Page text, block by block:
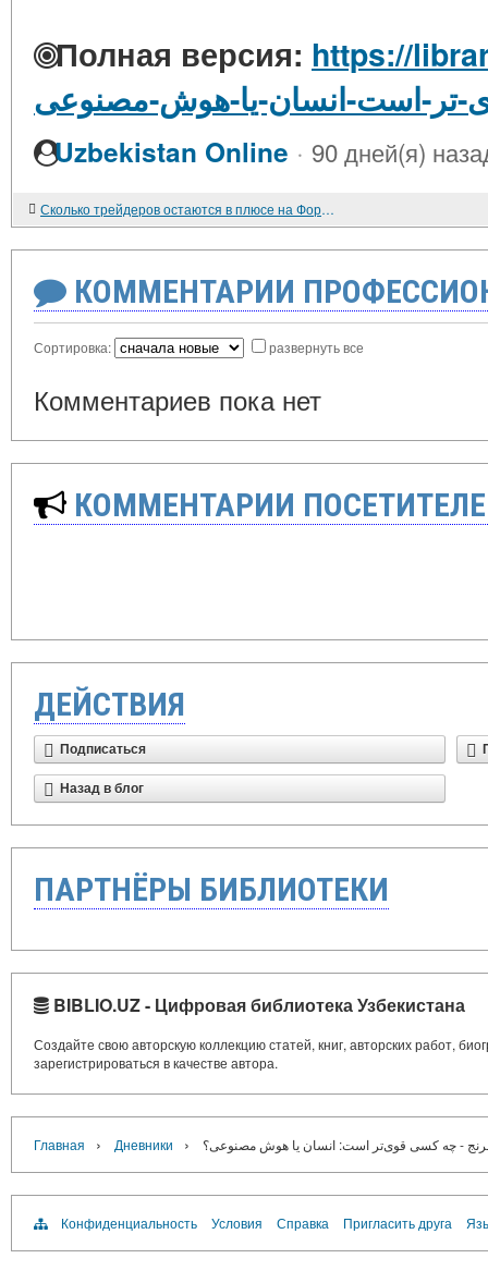
Полная версия: https://
است-انسان-یا-هوش-مصنوعی
Uzbekistan Online · 90 дней(я)
Сколько трейдеров остаются в плюсе на Форекс — правда о прибыльных трейдерах
КОММЕНТАРИИ
Сортировка: развернуть все
Комментариев пока нет
КОММЕНТАРИИ
ДЕЙСТВИЯ
Подписаться
Назад в блог
ПАРТНЁРЫ БИБЛИОТЕКИ
BIBLIO.UZ - Цифровая библиотека Узбекистана
Создайте свою авторскую коллекцию статей, книг, авторских работ,
зарегистрироваться в качестве автора.
Главная › Дневники › - چه کسی قوی‌تر است: انسان یا هوش مصنوعی؟
Конфиденциальность Условия Справка Пригласить друга